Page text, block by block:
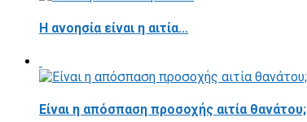
Η ανοησία είναι η αιτία...
Είναι η απόσπαση προσοχής αιτία θανάτου;